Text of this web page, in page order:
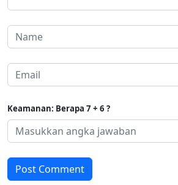
Keamanan: Berapa 7 + 6 ?
Post Comment